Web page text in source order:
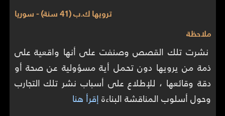
ترويها ك.ب (41 سنة) - سوريا
ملاحظة
نشرت تلك القصص وصنفت على أنها واقعية على
ذمة من يرويها دون تحمل أية مسؤولية عن صحة أو
دقة وقائعها ، للإطلاع على أسباب نشر تلك التجارب
وحول أسلوب المناقشة البناءةإقرأ هنا